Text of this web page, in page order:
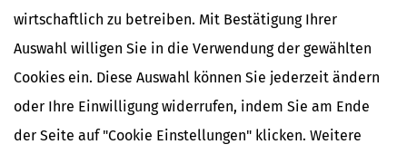
wirtschaftlich zu betreiben. Mit Bestätigung Ihrer
Auswahl willigen Sie in die Verwendung der gewählten
Cookies ein. Diese Auswahl können Sie jederzeit ändern
oder Ihre Einwilligung widerrufen, indem Sie am Ende
der Seite auf "Cookie Einstellungen" klicken. Weitere